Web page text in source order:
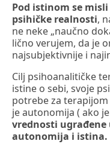
Pod istinom se
psihičke realnosti,
ne neke „naučno
lično verujem, da je
najsubjektivnije i
Cilj psihoanalitičke
istine o sebi, svoje
potrebe za terapijom
je autonomija ( ako
vrednosti
autonomija i istina.